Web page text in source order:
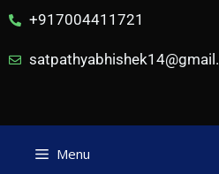
+917004411721
Menu